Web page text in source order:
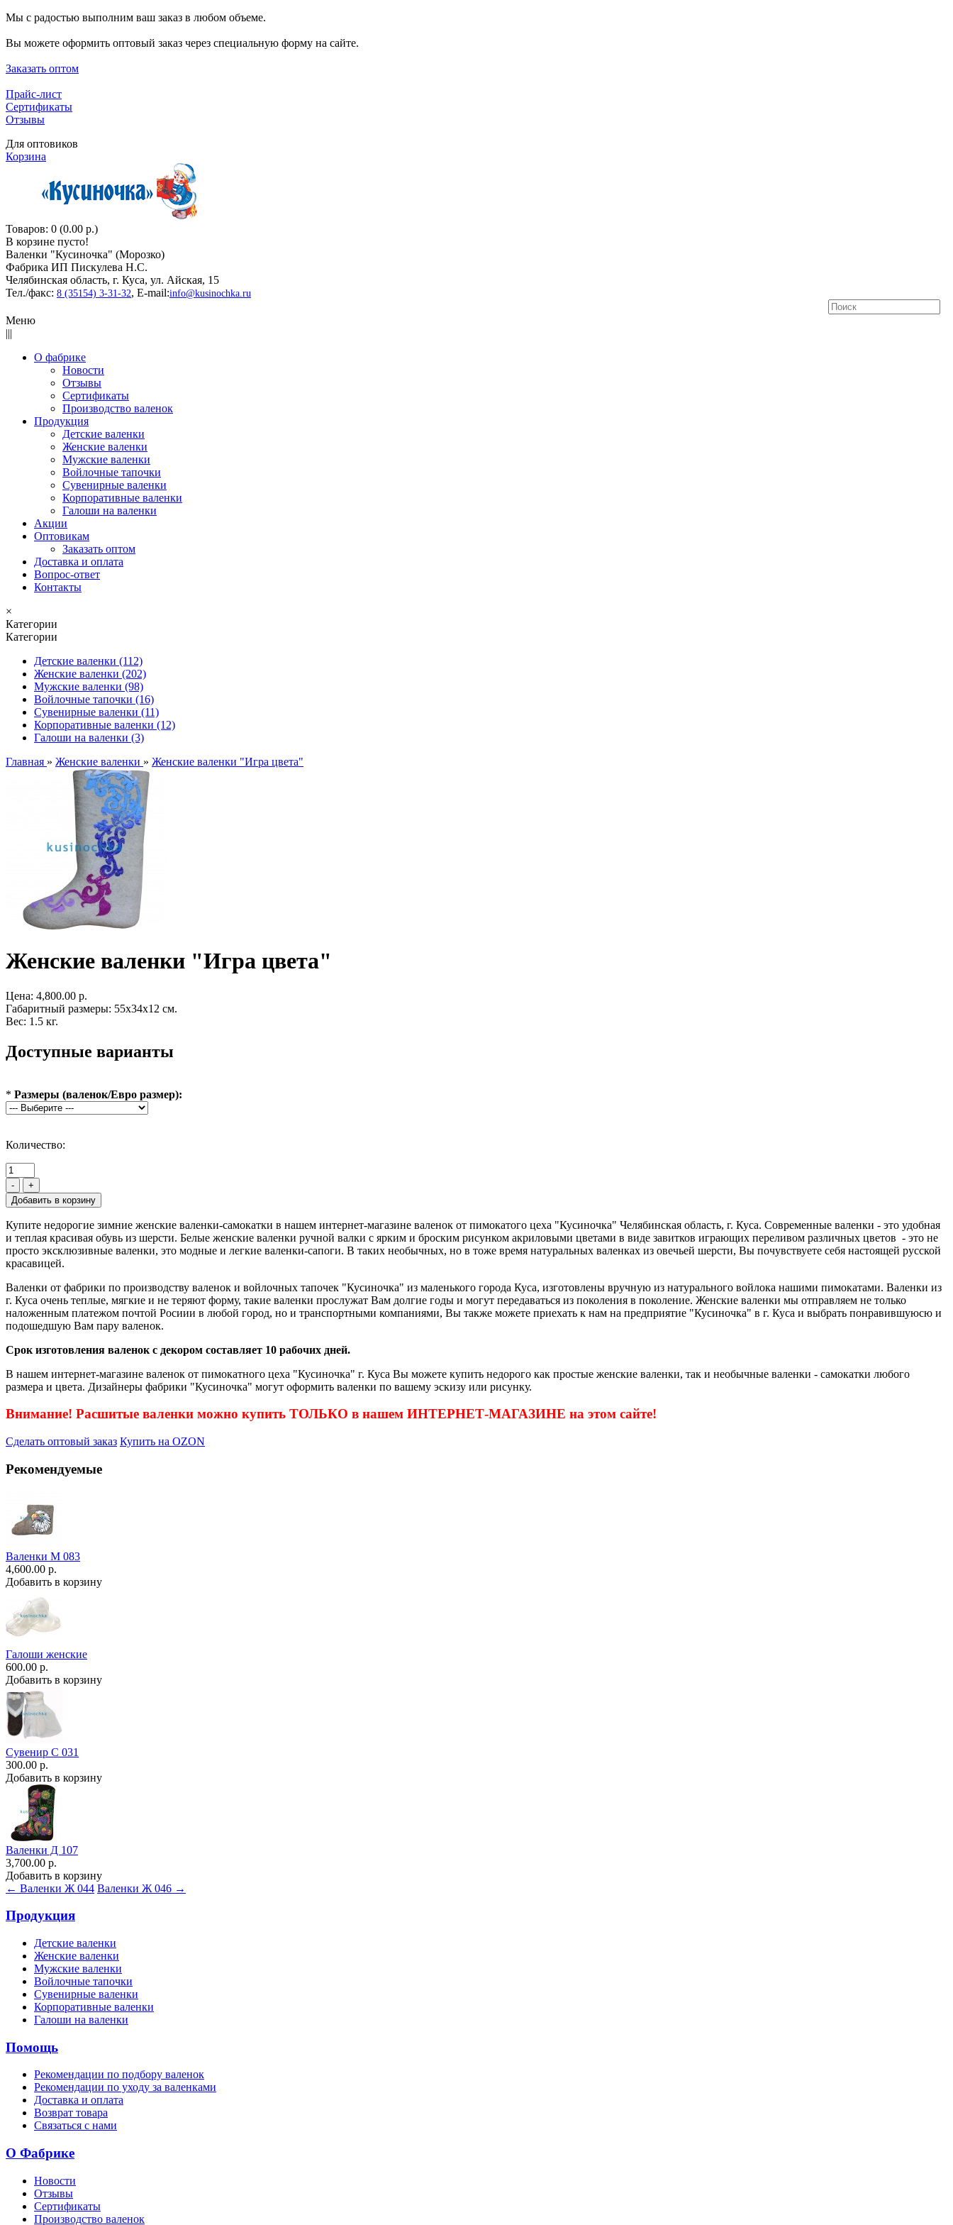
Мы с радостью выполним ваш заказ в любом объеме.
Вы можете оформить оптовый заказ через специальную форму на сайте.
Заказать оптом
Прайс-лист
Сертификаты
Отзывы
Для оптовиков
Корзина
Товаров: 0 (0.00 р.)
В корзине пусто!
Валенки "Кусиночкa" (Морозко)
Фабрика ИП Пискулева Н.С.
Челябинская область, г. Куса, ул. Айская, 15
Тел./факс: 8 (35154) 3-31-32, E-mail:info@kusinochka.ru
Меню
|||
О фабрике
Новости
Отзывы
Сертификаты
Производство валенок
Продукция
Детские валенки
Женские валенки
Мужские валенки
Войлочные тапочки
Сувенирные валенки
Корпоративные валенки
Галоши на валенки
Акции
Оптовикам
Заказать оптом
Доставка и оплата
Вопрос-ответ
Контакты
×
Категории
Категории
Детские валенки (112)
Женские валенки (202)
Мужские валенки (98)
Войлочные тапочки (16)
Сувенирные валенки (11)
Корпоративные валенки (12)
Галоши на валенки (3)
Главная » Женские валенки » Женские валенки "Игра цвета"
Женские валенки "Игра цвета"
Цена: 4,800.00 р.
Габаритный размеры: 55x34x12 см.
Вес: 1.5 кг.
Доступные варианты
* Размеры (валенок/Евро размер):
Количество:
- +
Купите недорогие зимние женские валенки-самокатки в нашем интернет-магазине валенок от пимокатого цеха "Кусиночка" Челябинская область, г. Куса. Современные валенки - это удобная
и теплая красивая обувь из шерсти. Белые женские валенки ручной валки с ярким и броским рисунком акриловыми цветами в виде завитков играющих переливом различных цветов - это не
просто эксклюзивные валенки, это модные и легкие валенки-сапоги. В таких необычных, но в тоже время натуральных валенках из овечьей шерсти, Вы почувствуете себя настоящей русской
красавицей.
Валенки от фабрики по производству валенок и войлочных тапочек "Кусиночка" из маленького города Куса, изготовлены вручную из натурального войлока нашими пимокатами. Валенки из
г. Куса очень теплые, мягкие и не теряют форму, такие валенки прослужат Вам долгие годы и могут передаваться из поколения в поколение. Женские валенки мы отправляем не только
наложенным платежом почтой Росиии в любой город, но и транспортными компаниями, Вы также можете приехать к нам на предприятие "Кусиночка" в г. Куса и выбрать понравившуюсю и
подошедшую Вам пару валенок.
Срок изготовления валенок с декором составляет 10 рабочих дней.
В нашем интернет-магазине валенок от пимокатного цеха "Кусиночка" г. Куса Вы можете купить недорого как простые женские валенки, так и необычные валенки - самокатки любого
размера и цвета. Дизайнеры фабрики "Кусиночка" могут оформить валенки по вашему эскизу или рисунку.
Внимание! Расшитые валенки можно купить ТОЛЬКО в нашем ИНТЕРНЕТ-МАГАЗИНЕ на этом сайте!
Сделать оптовый заказ Купить на OZON
Рекомендуемые
Валенки М 083
4,600.00 р.
Добавить в корзину
Галоши женские
600.00 р.
Добавить в корзину
Сувенир С 031
300.00 р.
Добавить в корзину
Валенки Д 107
3,700.00 р.
Добавить в корзину
← Валенки Ж 044 Валенки Ж 046 →
Продукция
Детские валенки
Женские валенки
Мужские валенки
Войлочные тапочки
Сувенирные валенки
Корпоративные валенки
Галоши на валенки
Помощь
Рекомендации по подбору валенок
Рекомендации по уходу за валенками
Доставка и оплата
Возврат товара
Связаться с нами
О Фабрике
Новости
Отзывы
Сертификаты
Производство валенок